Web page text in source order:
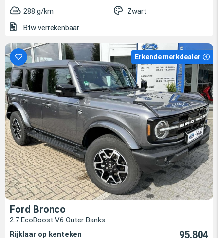
288 g/km
Zwart
Btw verrekenbaar
Erkende merkdealer
Ford Bronco
2.7 EcoBoost V6 Outer Banks
Rijklaar op kenteken
95.804